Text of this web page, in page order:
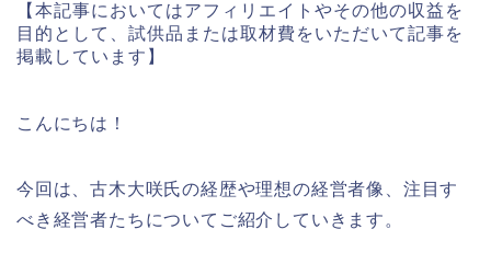
【本記事においてはアフィリエイトやその他の収益を
目的として、試供品または取材費をいただいて記事を
掲載しています】
こんにちは！
今回は、古木大咲氏の経歴や理想の経営者像、注目す
べき経営者たちについてご紹介していきます。